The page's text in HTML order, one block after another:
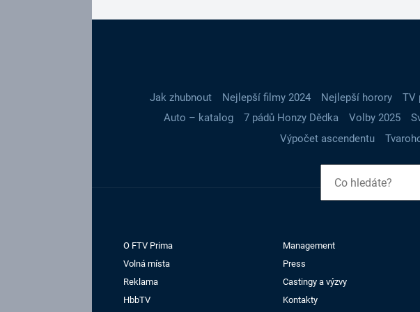
Jak zhubnout Nejlepší filmy 2024 Nejlepší horory TV
Auto – katalog
7 pádů Honzy Dědka Volby 2025
Výpočet ascendentu
O FTV Prima
Management
Volná místa
Press
Reklama
Castingy a výzvy
HbbTV
Kontakty